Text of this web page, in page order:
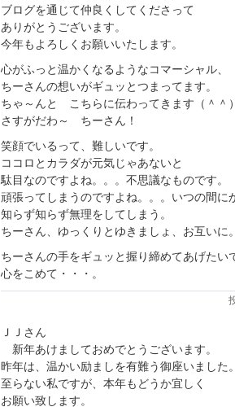
ブログを通じて仲良くしてくださって
ありがとうございます。
今年もよろしくお願いいたします。
心がふっと温かくなるようなコマーシャル、
ちーさんの想いがギュッとつまってます。
ちゃ～んと こちらに伝わってきます（＾＾
さすがだわ～ ちーさん！
笑顔でいるって、難しいです。
ココロとカラダが元気じゃあないと
駄目なのですよね。。。不思議なものです。
頑張ってしまうのですよね。。。いつの間に
知らず知らず無理をしてしまう。
ちーさん、ゆっくりとゆきましょ、お互いに
ちーさんの手をギュッと握り締めてあげたい
心をこめて・・・。
ＪＪさん
新年あけましておめでとうございます。
昨年は、温かい励ましを有難う御座いました
至らない私ですが、本年もどうか宜しく
お願い致します。